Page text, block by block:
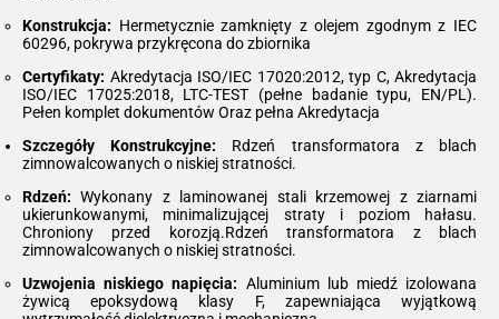
Konstrukcja: Hermetycznie zamknięty z olejem zgodnym z IEC
60296, pokrywa przykręcona do zbiornika
Certyfikaty: Akredytacja ISO/IEC 17020:2012, typ C, Akredytacja
ISO/IEC 17025:2018, LTC-TEST (pełne badanie typu, EN/PL).
Pełen komplet dokumentów Oraz pełna Akredytacja
Szczegóły Konstrukcyjne: Rdzeń transformatora z blach
zimnowalcowanych o niskiej stratności.
Rdzeń: Wykonany z laminowanej stali krzemowej z ziarnami
ukierunkowanymi, minimalizującej straty i poziom hałasu.
Chroniony przed korozją.Rdzeń transformatora z blach
zimnowalcowanych o niskiej stratności.
Uzwojenia niskiego napięcia: Aluminium lub miedź izolowana
żywicą epoksydową klasy F, zapewniająca wyjątkową